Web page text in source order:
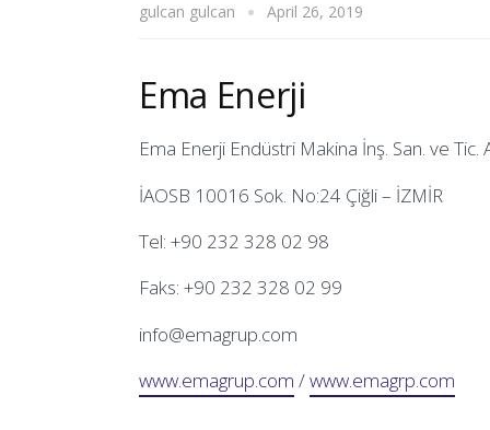
gulcan gulcan April 26, 2019
Ema Enerji
Ema Enerji Endüstri Makina İnş. San. ve Tic.
İAOSB 10016 Sok. No:24 Çiğli – İZMİR
Tel: +90 232 328 02 98
Faks: +90 232 328 02 99
info@emagrup.com
www.emagrup.com /www.emagrp.com